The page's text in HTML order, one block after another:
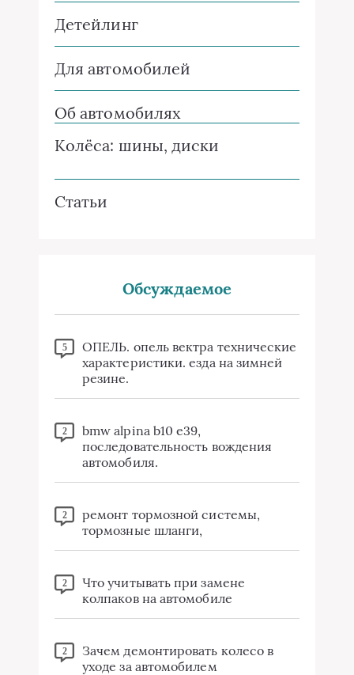
Детейлинг
Для автомобилей
Об автомобилях
Колёса: шины, диски
Статьи
Обсуждаемое
5
ОПЕЛЬ. опель вектра технические
характеристики. езда на зимней
резине.
2
bmw alpina b10 e39,
последовательность вождения
автомобиля.
2
ремонт тормозной системы,
тормозные шланги,
2
Что учитывать при замене
колпаков на автомобиле
2
Зачем демонтировать колесо в
уходе за автомобилем